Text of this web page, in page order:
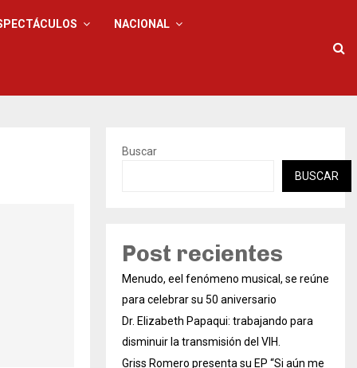
NACIONAL
Buscar
BUSCAR
Post recientes
Menudo, eel fenómeno musical, se reúne
para celebrar su 50 aniversario
Dr. Elizabeth Papaqui: trabajando para
disminuir la transmisión del VIH.
Griss Romero presenta su EP “Si aún me